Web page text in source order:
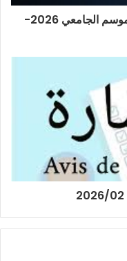
رزنامة إعادة التسجيلات الجامعية للموسم الجامعي 2026-